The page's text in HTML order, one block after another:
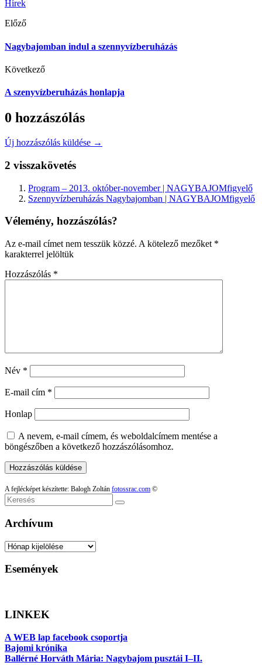
Hírek
Előző
Nagybajomban indul a szennyvízberuházás
Következő
A szenyvízberuházás honlapja
0 hozzászólás
Új hozzászólás küldése →
2 visszakövetés
Program – 2013. október-november | NAGYBAJOMfigyelő
Szennyvízberuházás Nagybajomban | NAGYBAJOMfigyelő
Vélemény, hozzászólás?
Az e-mail címet nem tesszük közzé. A kötelező mezőket *
karakterrel jelöltük
Hozzászólás *
Név *
E-mail cím *
Honlap
A nevem, e-mail címem, és weboldalcímem mentése a
böngészőben a következő hozzászólásomhoz.
A fejlécképet készítette: Balogh Zoltán fotossrac.com ©
Keresés
Archívum
Archívum
Események
LINKEK
A WEB lap facebook csoportja
Bajomi krónika
Ballérné Horváth Mária: Nagybajom pusztái I–II.